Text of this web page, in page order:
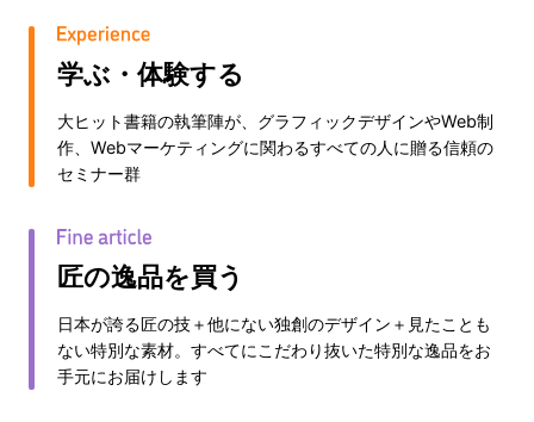
学ぶ・体験する
大ヒット書籍の執筆陣が、グラフィックデザインやWeb制
作、Webマーケティングに関わるすべての人に贈る信頼の
セミナー群
匠の逸品を買う
日本が誇る匠の技＋他にない独創のデザイン＋見たことも
ない特別な素材。すべてにこだわり抜いた特別な逸品をお
手元にお届けします